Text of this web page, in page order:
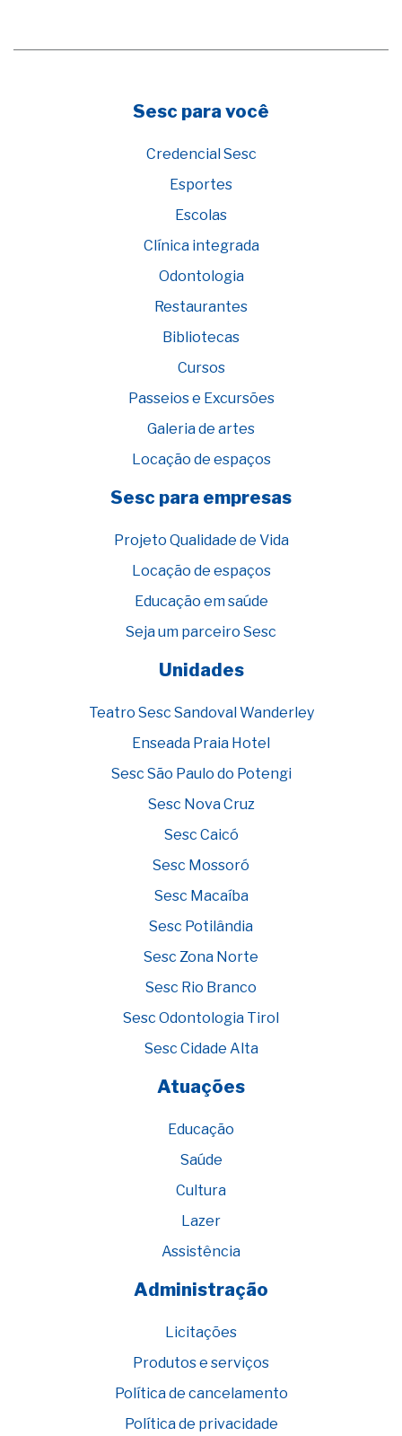
Sesc para você
Credencial Sesc
Esportes
Escolas
Clínica integrada
Odontologia
Restaurantes
Bibliotecas
Cursos
Passeios e Excursões
Galeria de artes
Locação de espaços
Sesc para empresas
Projeto Qualidade de Vida
Locação de espaços
Educação em saúde
Seja um parceiro Sesc
Unidades
Teatro Sesc Sandoval Wanderley
Enseada Praia Hotel
Sesc São Paulo do Potengi
Sesc Nova Cruz
Sesc Caicó
Sesc Mossoró
Sesc Macaíba
Sesc Potilândia
Sesc Zona Norte
Sesc Rio Branco
Sesc Odontologia Tirol
Sesc Cidade Alta
Atuações
Educação
Saúde
Cultura
Lazer
Assistência
Administração
Licitações
Produtos e serviços
Política de cancelamento
Política de privacidade